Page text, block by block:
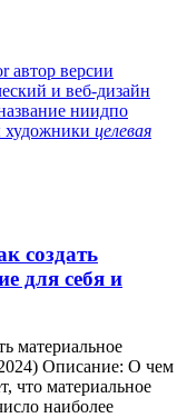
автор версии
и веб-дизайн
ниидпо
художники целевая
создать
для себя и
материальное
Описание: О чем
что материальное
наиболее